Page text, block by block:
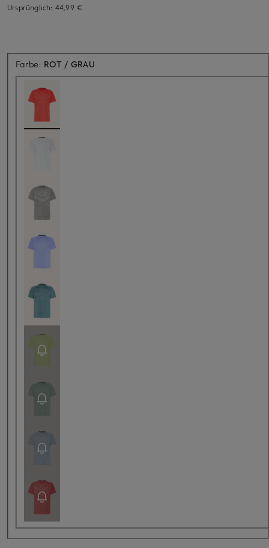
Ursprünglich: 44,99 €
Farbe: ROT / GRAU